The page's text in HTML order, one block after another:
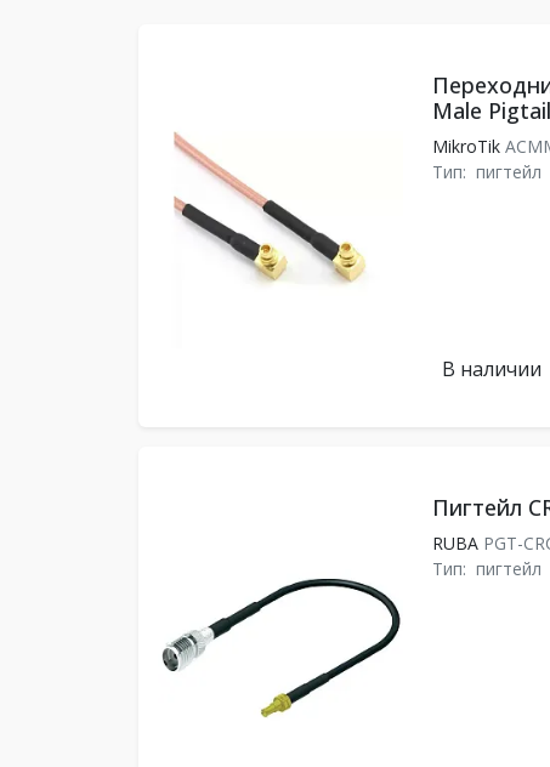
Male
MikroTik
Тип: пигтейл
В наличии
Пигтейл
RUBAPGT-
Тип: пигтейл